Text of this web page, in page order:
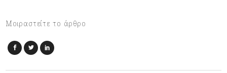
Μοιραστείτε το άρθρο